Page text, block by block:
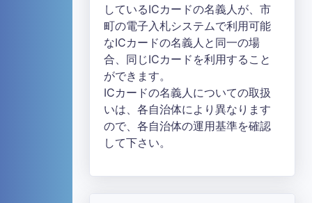
しているICカードの名義人が、市
町の電子入札システムで利用可能
なICカードの名義人と同一の場
合、同じICカードを利用すること
ができます。
ICカードの名義人についての取扱
いは、各自治体により異なります
ので、各自治体の運用基準を確認
して下さい。